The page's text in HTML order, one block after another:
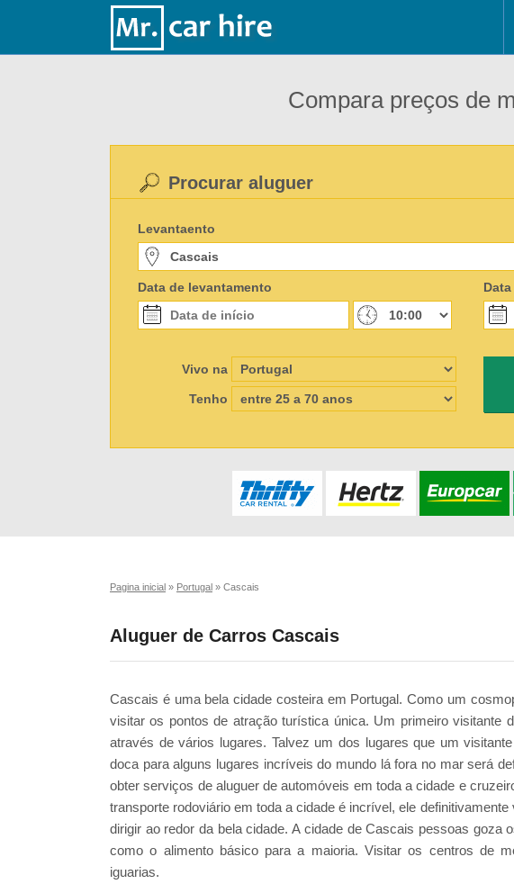
Compara preços de
Procurar aluguer
Levantaento
Data de levantamento
Vivo na
Tenho
Pagina inicial » Portugal » Cascais
Aluguer de Carros Cascais
Cascais é uma bela cidade costeira em Portugal. Como um
visitar os pontos de atração turística única. Um primeiro visitante
através de vários lugares. Talvez um dos lugares que um
doca para alguns lugares incríveis do mundo lá fora no mar será
obter serviços de aluguer de automóveis em toda a cidade e
transporte rodoviário em toda a cidade é incrível, ele
dirigir ao redor da bela cidade. A cidade de Cascais pessoas
como o alimento básico para a maioria. Visitar os centros de
iguarias.